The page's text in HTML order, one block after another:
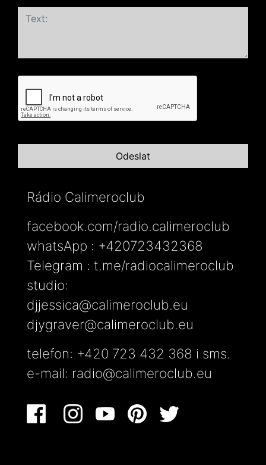
Rádio Calimeroclub
facebook.com/radio.calimeroclub
whatsApp : +420723432368
Telegram : t.me/radiocalimeroclub
studio:
djjessica@calimeroclub.eu
djygraver@calimeroclub.eu
telefon: +420 723 432 368 i sms.
e-mail: radio@calimeroclub.eu